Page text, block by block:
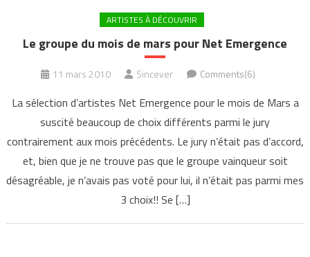
ARTISTES À DÉCOUVRIR
Le groupe du mois de mars pour Net Emergence
11 mars 2010 Sincever Comments(6)
La sélection d’artistes Net Emergence pour le mois de Mars a
suscité beaucoup de choix différents parmi le jury
contrairement aux mois précédents. Le jury n’était pas d’accord,
et, bien que je ne trouve pas que le groupe vainqueur soit
désagréable, je n’avais pas voté pour lui, il n’était pas parmi mes
3 choix!! Se […]